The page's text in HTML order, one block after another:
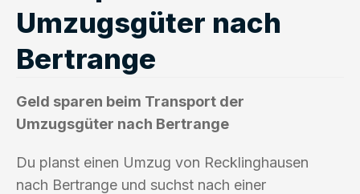
Umzugsgüter nach
Bertrange
Geld sparen beim Transport der
Umzugsgüter nach Bertrange
Du planst einen Umzug von Recklinghausen
nach Bertrange und suchst nach einer